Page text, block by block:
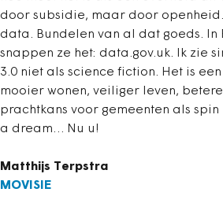
door subsidie, maar door
data. Bundelen van al dat goeds. In
snappen ze het: data.gov.uk. Ik zie
3.0 niet als science fiction. Het is
mooier wonen, veiliger leven,
prachtkans voor gemeenten als spin
a dream… Nu u!
Matthijs Terpstra
MOVISIE